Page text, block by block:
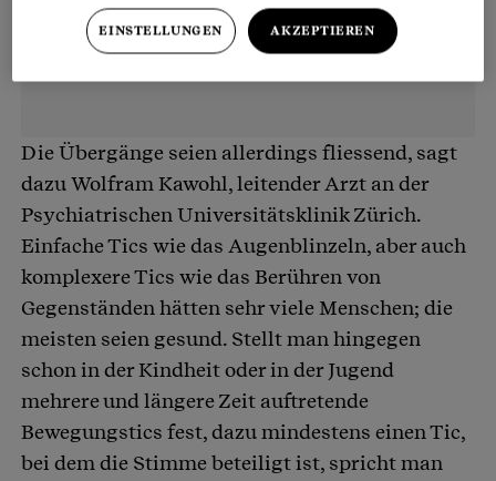
Die Übergänge seien allerdings fliessend, sagt
dazu Wolfram Kawohl, leitender Arzt an der
Psychiatrischen Universitätsklinik Zürich.
Einfache Tics wie das Augenblinzeln, aber auch
komplexere Tics wie das Berühren von
Gegenständen hätten sehr viele Menschen; die
meisten seien gesund. Stellt man hingegen
schon in der Kindheit oder in der Jugend
mehrere und längere Zeit auftretende
Bewegungstics fest, dazu mindestens einen Tic,
bei dem die Stimme beteiligt ist, spricht man
EINSTELLUNGEN AKZEPTIEREN